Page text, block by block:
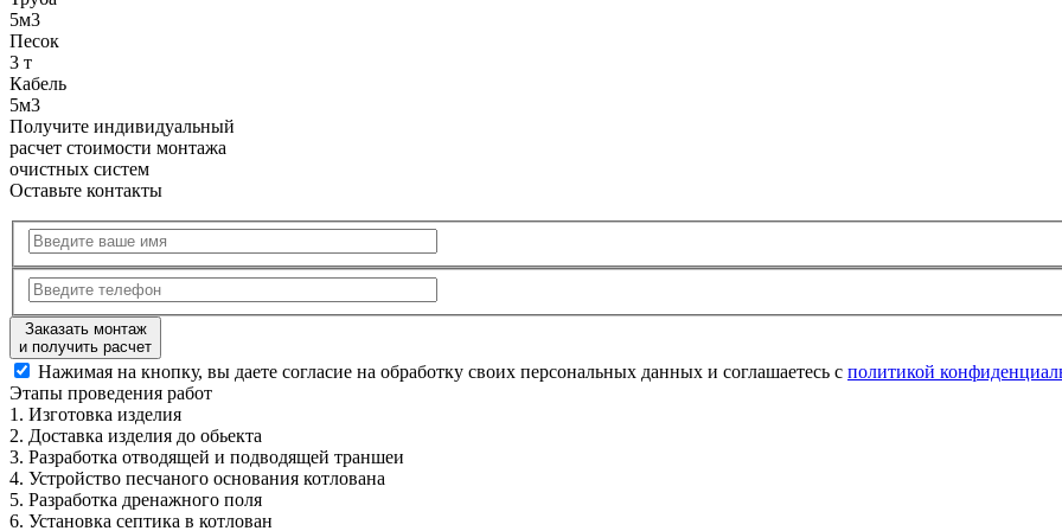
5м3
Песок
3 т
Кабель
5м3
Получите индивидуальный
расчет стоимости монтажа
очистных систем
Оставьте контакты
Заказать монтаж
и получить расчет
Нажимая на кнопку, вы даете согласие на обработку своих персональных данных и соглашаетесь с политикой
Этапы проведения работ
1. Изготовка изделия
2. Доставка изделия до обьекта
3. Разработка отводящей и подводящей траншеи
4. Устройство песчаного основания котлована
5. Разработка дренажного поля
6. Установка септика в котлован